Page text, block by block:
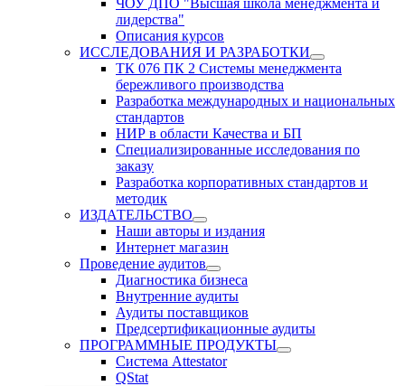
ЧОУ ДПО "Высшая школа менеджмента и
лидерства"
Описания курсов
ИССЛЕДОВАНИЯ И РАЗРАБОТКИ
ТК 076 ПК 2 Системы менеджмента
бережливого производства
Разработка международных и национальных
стандартов
НИР в области Качества и БП
Специализированные исследования по
заказу
Разработка корпоративных стандартов и
методик
ИЗДАТЕЛЬСТВО
Наши авторы и издания
Интернет магазин
Проведение аудитов
Диагностика бизнеса
Внутренние аудиты
Аудиты поставщиков
Предсертификационные аудиты
ПРОГРАММНЫЕ ПРОДУКТЫ
Система Attestator
QStat